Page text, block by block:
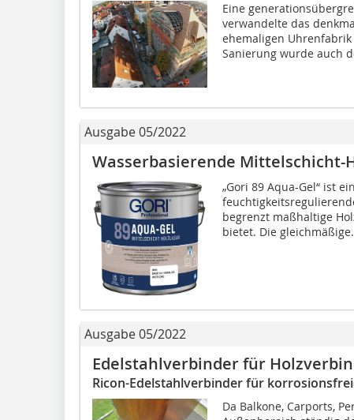
Eine
verwandelte das
ehemaligen
Sanierung wurde auch
Ausgabe 05/2022
Wasserbasierende Mittelschicht-
„Gori 89 Aqua-Gel“ ist
begrenzt maßhaltige
bietet. Die
Ausgabe 05/2022
Edelstahlverbinder für
Ricon-Edelstahlverbinder für
Da Balkone, Carports,